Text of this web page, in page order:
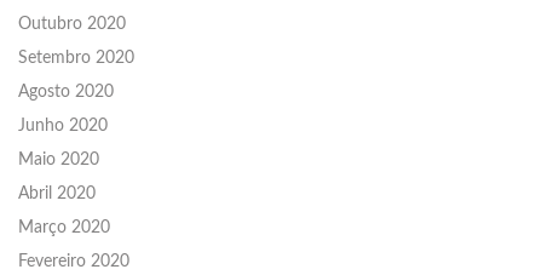
Outubro 2020
Setembro 2020
Agosto 2020
Junho 2020
Maio 2020
Abril 2020
Março 2020
Fevereiro 2020